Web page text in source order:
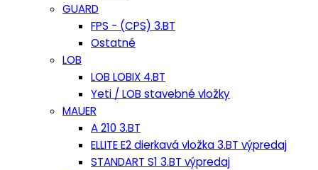
GUARD
FPS - (CPS) 3.BT
Ostatné
LOB
LOB LOBIX 4.BT
Yeti / LOB stavebné vložky
MAUER
A 210 3.BT
ELLITE E2 dierkavá vložka 3.BT výpredaj
STANDART S1 3.BT výpredaj